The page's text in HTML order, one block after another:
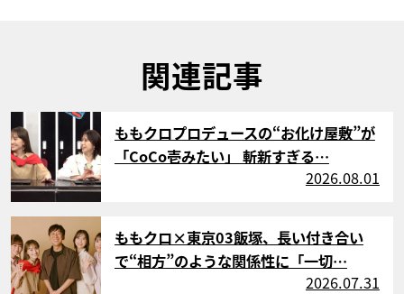
関連記事
サムネイル
ももクロプロデュースの“お化け屋敷”が
「CoCo壱みたい」 斬新すぎる…
2026.08.01
サムネイル
ももクロ×東京03飯塚、長い付き合い
で“相方”のような関係性に「一切…
2026.07.31